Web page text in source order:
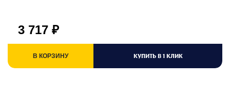
3 717 ₽
В КОРЗИНУ КУПИТЬ В 1 КЛИК